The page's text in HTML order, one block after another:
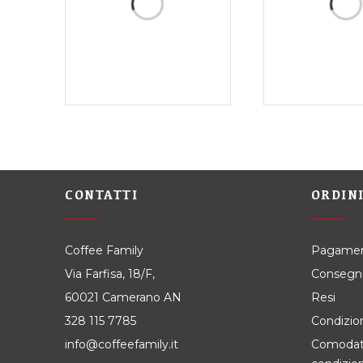
CONTATTI
Coffee Family
Via Farfisa, 18/F,
60021 Camerano AN
328 115 7785
info@coffeefamily.it
ORDINI
Resi